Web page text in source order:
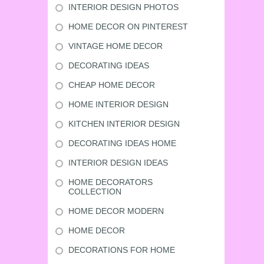
INTERIOR DESIGN PHOTOS
HOME DECOR ON PINTEREST
VINTAGE HOME DECOR
DECORATING IDEAS
CHEAP HOME DECOR
HOME INTERIOR DESIGN
KITCHEN INTERIOR DESIGN
DECORATING IDEAS HOME
INTERIOR DESIGN IDEAS
HOME DECORATORS
COLLECTION
HOME DECOR MODERN
HOME DECOR
DECORATIONS FOR HOME